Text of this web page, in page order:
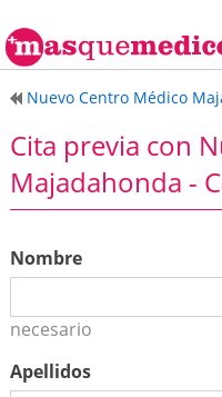
Nuevo Centro Médico
Cita previa con
Majadahonda -
Nombre
necesario
Apellidos